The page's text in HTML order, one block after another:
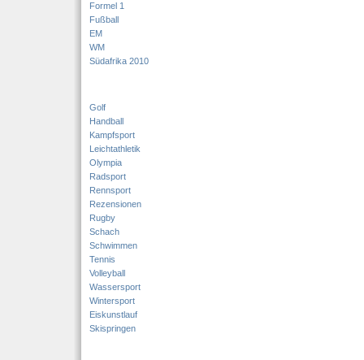
Formel 1
Fußball
EM
WM
Südafrika 2010
Golf
Handball
Kampfsport
Leichtathletik
Olympia
Radsport
Rennsport
Rezensionen
Rugby
Schach
Schwimmen
Tennis
Volleyball
Wassersport
Wintersport
Eiskunstlauf
Skispringen